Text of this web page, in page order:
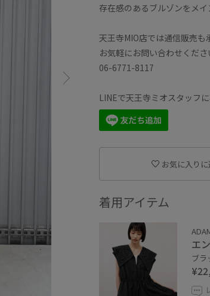
存在感のあるブルゾンをメ
天王寺MIO店では通信販売も
お気軽にお問い合わせくださ
06-6771-8117
LINEで天王寺ミオスタッフ
お気に入り
着用アイテム
エ
ブラ